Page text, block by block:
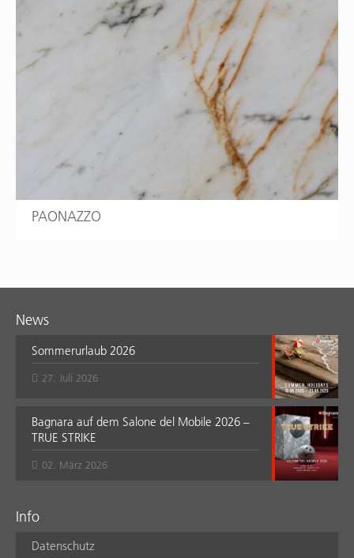
PAONAZZO
News
Sommerurlaub 2026
27. Juli 2026
Bagnara auf dem Salone del Mobile 2026 –
TRUE STRIKE
02. März 2026
Info
Datenschutz